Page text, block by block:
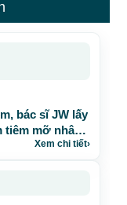
bác sĩ JW lấy
tiêm mỡ nhân
Xem chi tiết›